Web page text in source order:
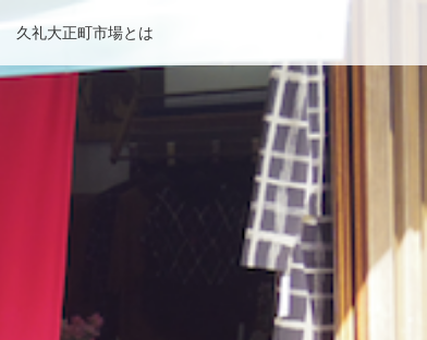
久礼大正町市場とは